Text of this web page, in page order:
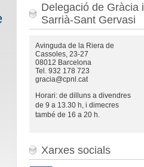
Delegació de Gràcia i
Sarrià-Sant Gervasi
Avinguda de la Riera de
Cassoles, 23-27
08012 Barcelona
Tel. 932 178 723
gracia@cpnl.cat
Horari: de dilluns a divendres
de 9 a 13.30 h, i dimecres
també de 16 a 20 h.
Xarxes socials